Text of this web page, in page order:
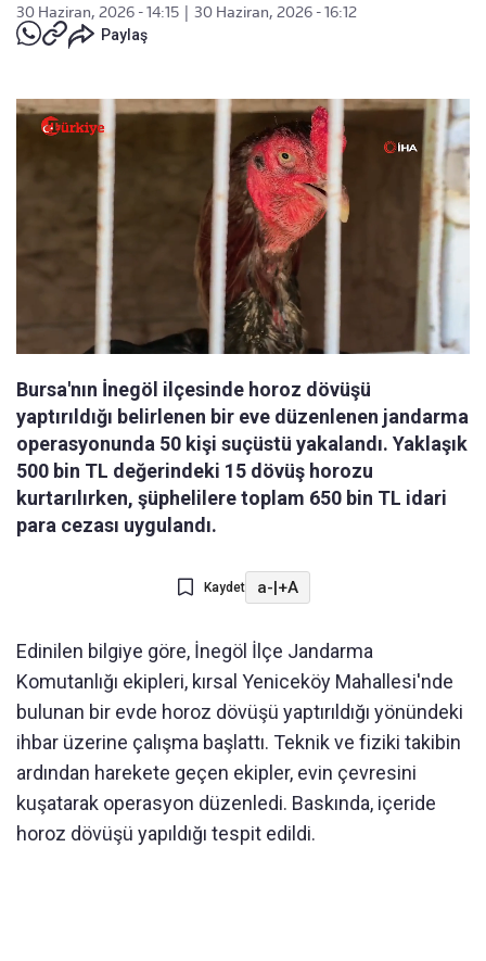
30 Haziran, 2026 - 14:15
30 Haziran, 2026 - 16:12
Paylaş
Bursa'nın İnegöl ilçesinde horoz dövüşü
yaptırıldığı belirlenen bir eve düzenlenen jandarma
operasyonunda 50 kişi suçüstü yakalandı. Yaklaşık
500 bin TL değerindeki 15 dövüş horozu
kurtarılırken, şüphelilere toplam 650 bin TL idari
para cezası uygulandı.
Kaydet a-|+A
Edinilen bilgiye göre, İnegöl İlçe Jandarma
Komutanlığı ekipleri, kırsal Yeniceköy Mahallesi'nde
bulunan bir evde horoz dövüşü yaptırıldığı yönündeki
ihbar üzerine çalışma başlattı. Teknik ve fiziki takibin
ardından harekete geçen ekipler, evin çevresini
kuşatarak operasyon düzenledi. Baskında, içeride
horoz dövüşü yapıldığı tespit edildi.